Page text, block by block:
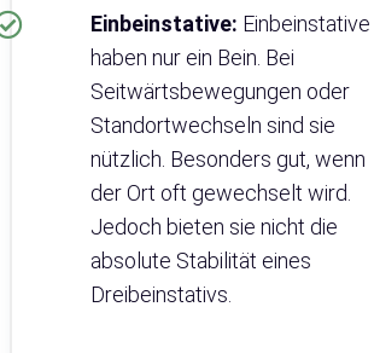
Einbeinstative: Einbeinstative
haben nur ein Bein. Bei
Seitwärtsbewegungen oder
Standortwechseln sind sie
nützlich. Besonders gut, wenn
der Ort oft gewechselt wird.
Jedoch bieten sie nicht die
absolute Stabilität eines
Dreibeinstativs.